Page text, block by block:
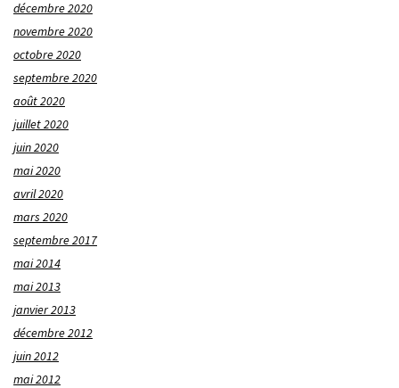
décembre 2020
novembre 2020
octobre 2020
septembre 2020
août 2020
juillet 2020
juin 2020
mai 2020
avril 2020
mars 2020
septembre 2017
mai 2014
mai 2013
janvier 2013
décembre 2012
juin 2012
mai 2012